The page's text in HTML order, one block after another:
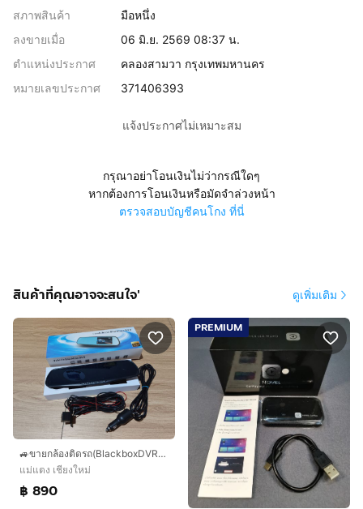
สภาพสินค้า
มือหนึ่ง
ลงขายเมื่อ
06 มิ.ย. 2569 08:37 น.
ตำแหน่งประกาศ
คลองสามวา กรุงเทพมหานคร
หมายเลขประกาศ
371406393
แจ้งประกาศไม่เหมาะสม
กรุณาอย่าโอนเงินไม่ว่ากรณีใดๆ
หากต้องการโอนเงินหรือมัดจำล่วงหน้า
ตรวจสอบบัญชีคนโกง ที่นี่
สินค้าที่คุณอาจจะสนใจ' ดูเพิ่มเติม
🚙ขายกล้องติดรถ(BlackboxDVR)หน้า-หลังรุ่น Y-3000
แม่แตง เชียงใหม่
฿ 890
PREMIUM